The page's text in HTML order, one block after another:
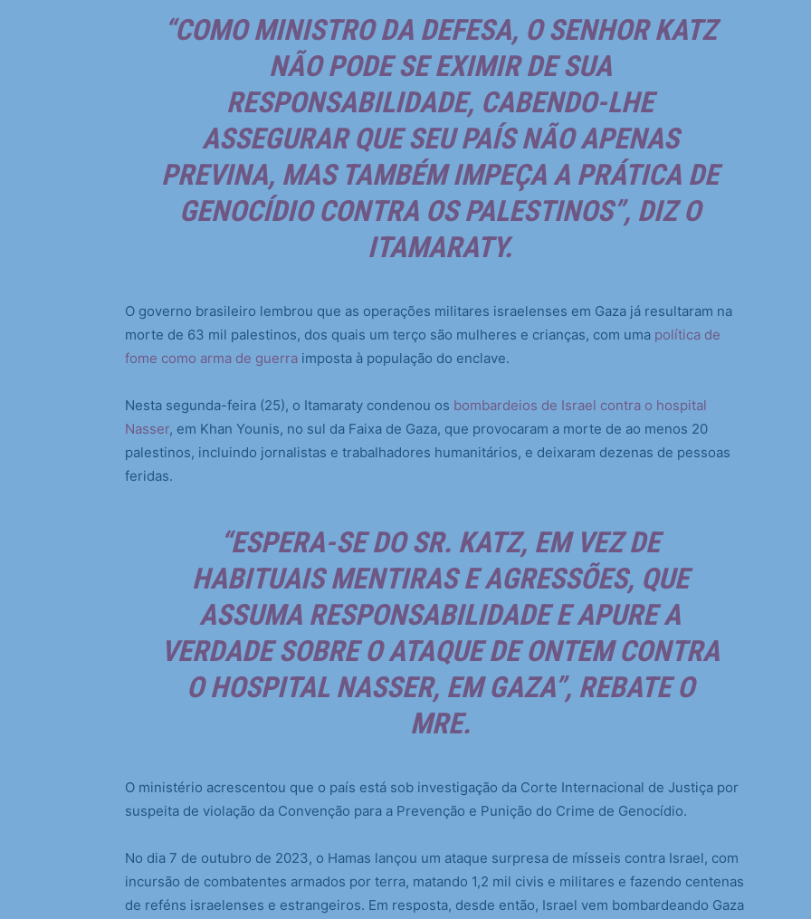
“COMO MINISTRO DA DEFESA, O SENHOR KATZ
NÃO PODE SE EXIMIR DE SUA
RESPONSABILIDADE, CABENDO-LHE
ASSEGURAR QUE SEU PAÍS NÃO APENAS
PREVINA, MAS TAMBÉM IMPEÇA A PRÁTICA DE
GENOCÍDIO CONTRA OS PALESTINOS”, DIZ O
ITAMARATY.
O governo brasileiro lembrou que as operações militares israelenses em Gaza já resultaram na
morte de 63 mil palestinos, dos quais um terço são mulheres e crianças, com uma política de
fome como arma de guerra imposta à população do enclave.
Nesta segunda-feira (25), o Itamaraty condenou os bombardeios de Israel contra o hospital
Nasser, em Khan Younis, no sul da Faixa de Gaza, que provocaram a morte de ao menos 20
palestinos, incluindo jornalistas e trabalhadores humanitários, e deixaram dezenas de pessoas
feridas.
“ESPERA-SE DO SR. KATZ, EM VEZ DE
HABITUAIS MENTIRAS E AGRESSÕES, QUE
ASSUMA RESPONSABILIDADE E APURE A
VERDADE SOBRE O ATAQUE DE ONTEM CONTRA
O HOSPITAL NASSER, EM GAZA”, REBATE O
MRE.
O ministério acrescentou que o país está sob investigação da Corte Internacional de Justiça por
suspeita de violação da Convenção para a Prevenção e Punição do Crime de Genocídio.
No dia 7 de outubro de 2023, o Hamas lançou um ataque surpresa de mísseis contra Israel, com
incursão de combatentes armados por terra, matando 1,2 mil civis e militares e fazendo centenas
de reféns israelenses e estrangeiros. Em resposta, desde então, Israel vem bombardeando Gaza